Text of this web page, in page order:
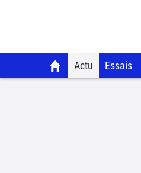
Actu Essais